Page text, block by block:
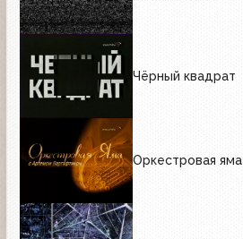
Чёрный квадрат
Оркестровая яма